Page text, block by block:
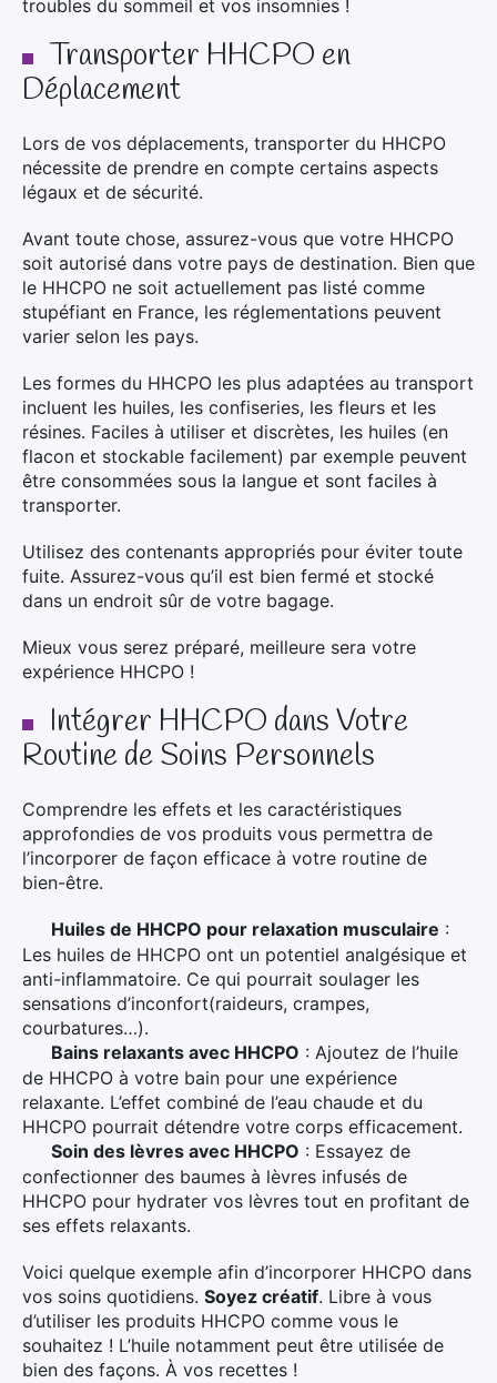
troubles du sommeil et vos insomnies !
Transporter HHCPO en
Déplacement
Lors de vos déplacements, transporter du HHCPO
nécessite de prendre en compte certains aspects
légaux et de sécurité.
Avant toute chose, assurez-vous que votre HHCPO
soit autorisé dans votre pays de destination. Bien que
le HHCPO ne soit actuellement pas listé comme
stupéfiant en France, les réglementations peuvent
varier selon les pays.
Les formes du HHCPO les plus adaptées au transport
incluent les huiles, les confiseries, les fleurs et les
résines. Faciles à utiliser et discrètes, les huiles (en
flacon et stockable facilement) par exemple peuvent
être consommées sous la langue et sont faciles à
transporter.
Utilisez des contenants appropriés pour éviter toute
fuite. Assurez-vous qu’il est bien fermé et stocké
dans un endroit sûr de votre bagage.
Mieux vous serez préparé, meilleure sera votre
expérience HHCPO !
Intégrer HHCPO dans Votre
Routine de Soins Personnels
Comprendre les effets et les caractéristiques
approfondies de vos produits vous permettra de
l’incorporer de façon efficace à votre routine de
bien-être.
Huiles de HHCPO pour relaxation musculaire :
Les huiles de HHCPO ont un potentiel analgésique et
anti-inflammatoire. Ce qui pourrait soulager les
sensations d’inconfort(raideurs, crampes,
courbatures…).
Bains relaxants avec HHCPO : Ajoutez de l’huile
de HHCPO à votre bain pour une expérience
relaxante. L’effet combiné de l’eau chaude et du
HHCPO pourrait détendre votre corps efficacement.
Soin des lèvres avec HHCPO : Essayez de
confectionner des baumes à lèvres infusés de
HHCPO pour hydrater vos lèvres tout en profitant de
ses effets relaxants.
Voici quelque exemple afin d’incorporer HHCPO dans
vos soins quotidiens. Soyez créatif. Libre à vous
d’utiliser les produits HHCPO comme vous le
souhaitez ! L’huile notamment peut être utilisée de
bien des façons. À vos recettes !